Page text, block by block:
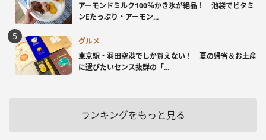
アーモンドミルク100％かき氷が絶品！ 池袋でビタミ
ンEたっぷり・アーモン...
グルメ
東京駅・羽田空港でしか買えない！ 夏の帰省＆お土産
に選びたいセンス抜群の「...
ランキングをもっと見る